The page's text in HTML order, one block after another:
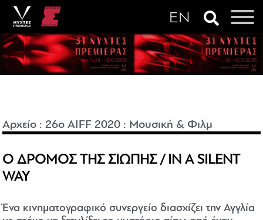
Αρχείο :26o AIFF 2020 : Μουσική & Φιλμ
Ο ΔΡΟΜΟΣ ΤΗΣ ΣΙΩΠΗΣ / IN A SILENT
WAY
Ένα κινηματογραφικό συνεργείο διασχίζει την Αγγλία